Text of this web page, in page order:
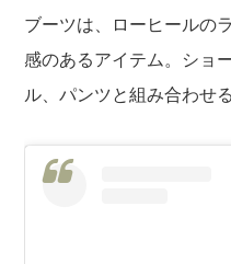
ブーツは、ローヒールの
感のあるアイテム。ショ
ル、パンツと組み合わせ